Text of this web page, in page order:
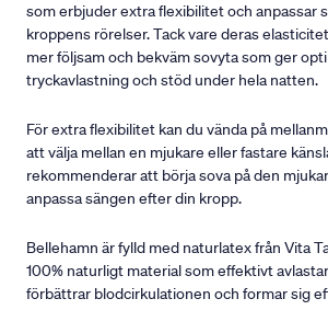
som erbjuder extra flexibilitet och anpassar
kroppens rörelser. Tack vare deras
mer följsam och bekväm sovyta som ger
tryckavlastning och stöd under hela natten.
För extra flexibilitet kan du vända på
att välja mellan en mjukare eller fastare
rekommenderar att börja sova på den
anpassa sängen efter din kropp.
Bellehamn är fylld med naturlatex från Vita
100% naturligt material som effektivt
förbättrar blodcirkulationen och formar sig